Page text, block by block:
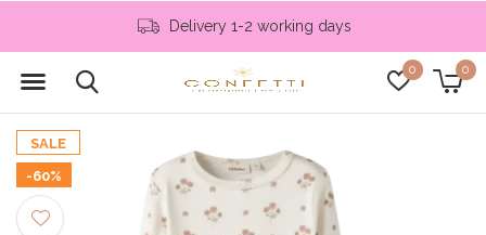
0 0
Delivery 1-2 working days
SALE
-60%